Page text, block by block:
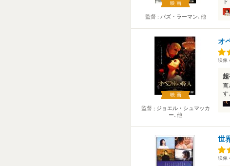
映画
監督 バズ・ラーマン､他
映画
監督
ジョエル・シュマッカ
ー､他
オ
映像
言
す
世
映像